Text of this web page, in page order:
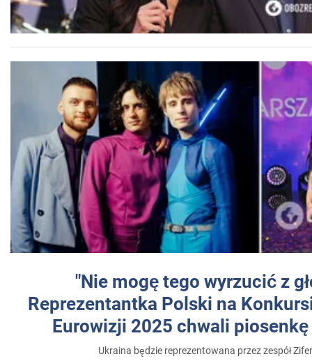
"Nie mogę tego wyrzucić z
Reprezentantka Polski na
Eurowizji 2025 chwali
Ukraina będzie reprezentowana przez zespół